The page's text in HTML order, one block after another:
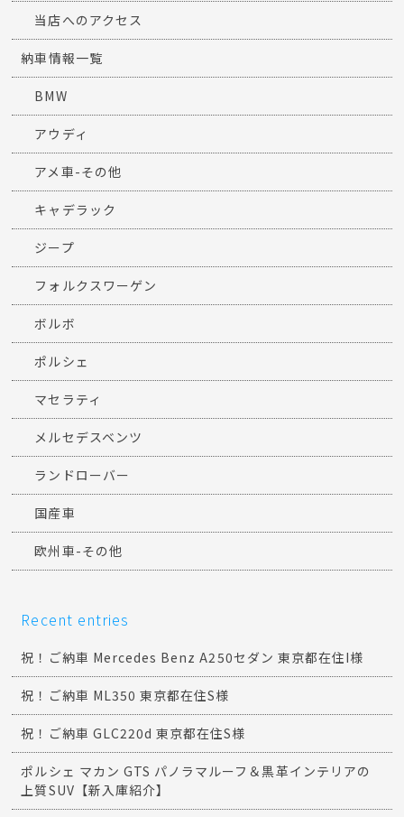
当店へのアクセス
納車情報一覧
BMW
アウディ
アメ車-その他
キャデラック
ジープ
フォルクスワーゲン
ボルボ
ポルシェ
マセラティ
メルセデスベンツ
ランドローバー
国産車
欧州車-その他
Recent entries
祝！ご納車 Mercedes Benz A250セダン 東京都在住I様
祝！ご納車 ML350 東京都在住S様
祝！ご納車 GLC220d 東京都在住S様
ポルシェ マカン GTS パノラマルーフ＆黒革インテリアの
上質SUV【新入庫紹介】